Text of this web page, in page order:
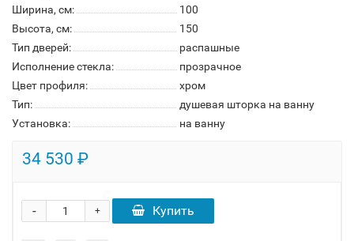
Ширина, см:
100
Высота, см:
150
Тип дверей:
распашные
Исполнение стекла:
прозрачное
Цвет профиля:
хром
Тип:
душевая шторка на ванну
Установка:
на ванну
34 530 ₽
+
- Купить